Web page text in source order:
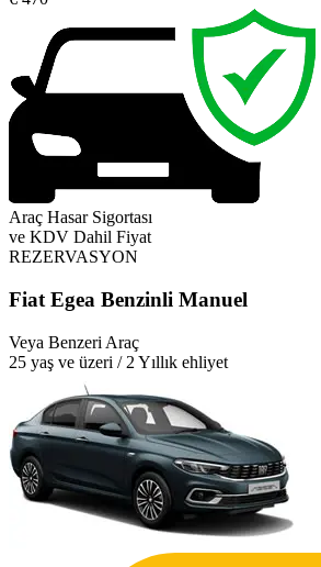
Araç Hasar Sigortası
ve KDV Dahil Fiyat
REZERVASYON
Fiat Egea Benzinli Manuel
Veya Benzeri Araç
25 yaş ve üzeri / 2 Yıllık ehliyet